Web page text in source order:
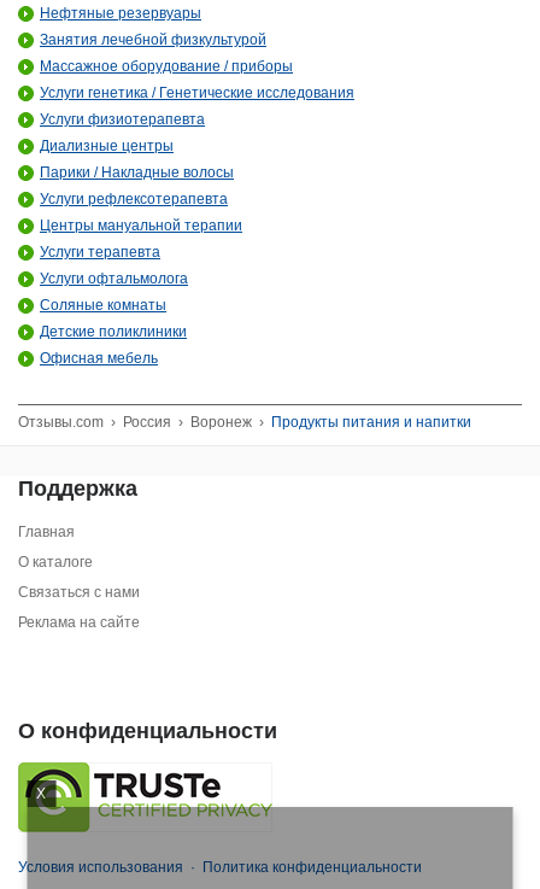
X
Нефтяные резервуары
Занятия лечебной физкультурой
Массажное оборудование / приборы
Услуги генетика / Генетические исследования
Услуги физиотерапевта
Диализные центры
Парики / Накладные волосы
Услуги рефлексотерапевта
Центры мануальной терапии
Услуги терапевта
Услуги офтальмолога
Соляные комнаты
Детские поликлиники
Офисная мебель
Отзывы.com › Россия › Воронеж › Продукты питания и напитки
Поддержка
Главная
О каталоге
Связаться с нами
Реклама на сайте
О конфиденциальности
Условия использования · Политика конфиденциальности